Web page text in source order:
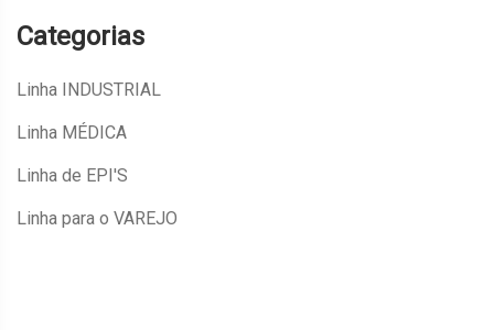
Categorias
Linha INDUSTRIAL
Linha MÉDICA
Linha de EPI'S
Linha para o VAREJO